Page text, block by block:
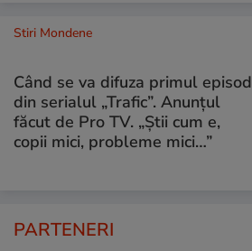
Stiri Mondene
Când se va difuza primul episod
din serialul „Trafic”. Anunțul
făcut de Pro TV. „Știi cum e,
copii mici, probleme mici…”
PARTENERI